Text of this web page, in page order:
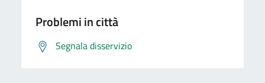
Problemi in città
Segnala disservizio